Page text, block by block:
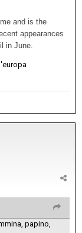
and is the
appearances
in June.
papino,